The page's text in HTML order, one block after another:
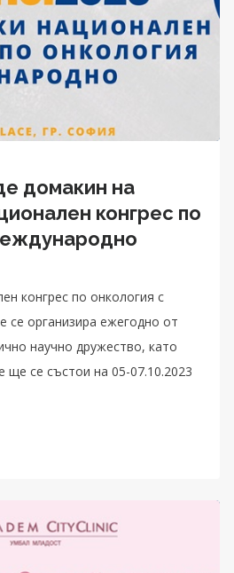
домакин на
конгрес по
конгрес по онкология с
се организира ежегодно от
научно дружество, като
ще се състои на 05-07.10.2023